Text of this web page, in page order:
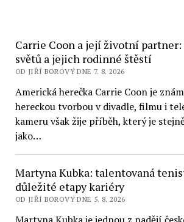
Carrie Coon a její životní partner:
světů a jejich rodinné štěstí
OD JIŘÍ BOROVÝ DNE 7. 8. 2026
Americká herečka Carrie Coon je
hereckou tvorbou v divadle, filmu i
kameru však žije příběh, který je
jako…
Martyna Kubka: talentovaná
důležité etapy kariéry
OD JIŘÍ BOROVÝ DNE 5. 8. 2026